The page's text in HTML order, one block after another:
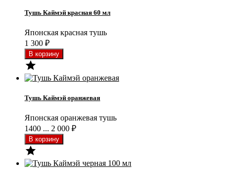
Тушь Каймэй красная 60 мл
Японская красная тушь
1 300 ₽

Тушь Каймэй оранжевая
Японская оранжевая тушь
1400 ... 2 000 ₽
